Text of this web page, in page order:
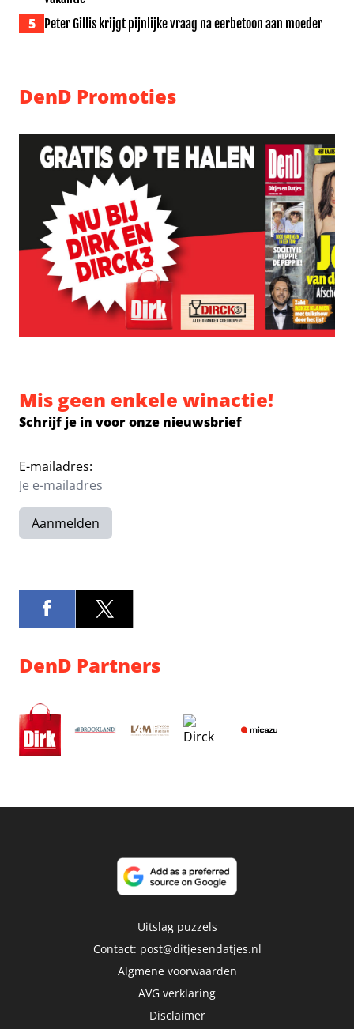
5 Peter Gillis krijgt pijnlijke vraag na eerbetoon aan moeder
DenD Promoties
Mis geen enkele winactie!
Schrijf je in voor onze nieuwsbrief
E-mailadres:
Aanmelden
DenD Partners
Uitslag puzzels
Contact: post@ditjesendatjes.nl
Algmene voorwaarden
AVG verklaring
Disclaimer